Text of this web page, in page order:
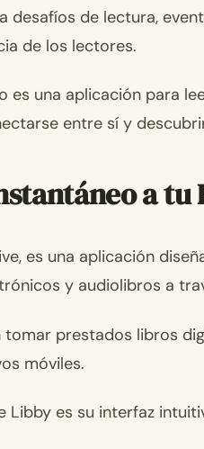
desafíos de lectura,
de los lectores.
es una aplicación para
entre sí y
a
es una aplicación
y audiolibros a
tomar prestados libros
móviles.
Libby es su interfaz